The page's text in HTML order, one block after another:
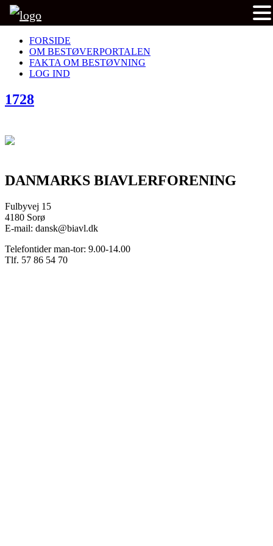
FORSIDE
OM BESTØVERPORTALEN
FAKTA OM BESTØVNING
LOG IND
1728
DANMARKS BIAVLERFORENING
Fulbyvej 15
4180 Sorø
E-mail: dansk@biavl.dk
Telefontider man-tor: 9.00-14.00
Tlf. 57 86 54 70